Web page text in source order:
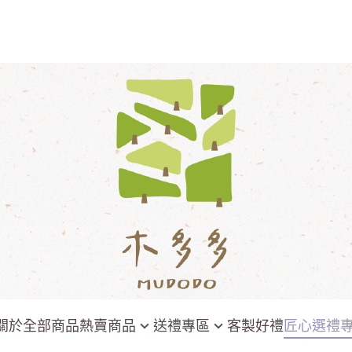
於全部商品熱賣商品 送禮專區 客製好禮 匠心選禮